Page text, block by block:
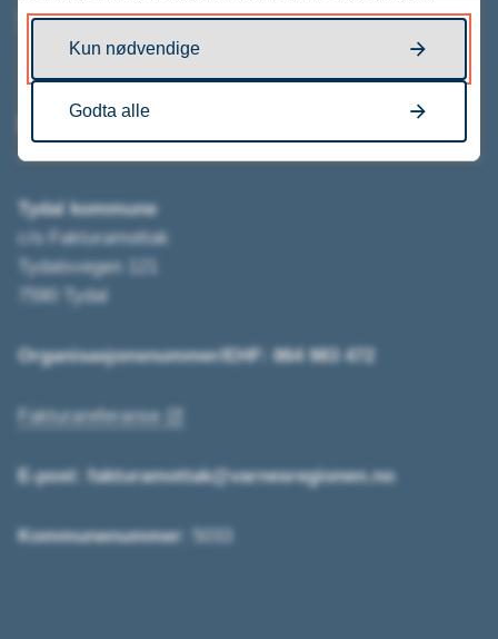
Send e-post
Fakturainformasjon
Tydal kommune
c/o Fakturamottak
Tydalsvegen 121
7590 Tydal
Organisasjonsnummer/EHF: 864 983 472
Fakturareferanse
E-post: fakturamottak@varnesregionen.no
Kommunenummer : 5033
Kun nødvendige
Godta alle